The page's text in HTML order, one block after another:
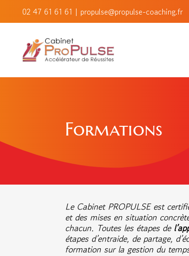
02 47 61 61 61 | propulse@propulse-coaching.fr
Formations
Le Cabinet PROPULSE est
et des mises en situation
chacun. Toutes les étapes de
étapes d’entraide, de partage,
formation sur la gestion du